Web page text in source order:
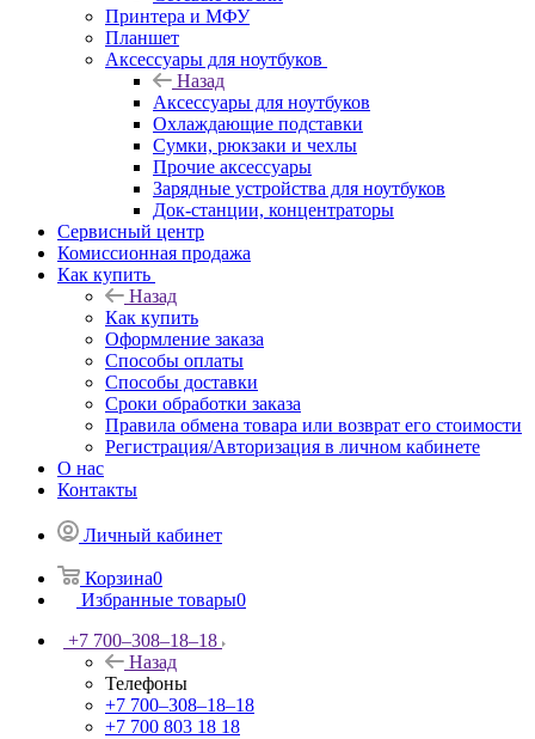
Принтера и МФУ
Планшет
Аксессуары для ноутбуков
Назад
Аксессуары для ноутбуков
Охлаждающие подставки
Сумки, рюкзаки и чехлы
Прочие аксессуары
Зарядные устройства для ноутбуков
Док-станции, концентраторы
Сервисный центр
Комиссионная продажа
Как купить
Назад
Как купить
Оформление заказа
Способы оплаты
Способы доставки
Сроки обработки заказа
Правила обмена товара или возврат его стоимости
Регистрация/Авторизация в личном кабинете
О нас
Контакты
Личный кабинет
Корзина0
Избранные товары0
+7 700‒308‒18‒18
Назад
Телефоны
+7 700‒308‒18‒18
+7 700 803 18 18